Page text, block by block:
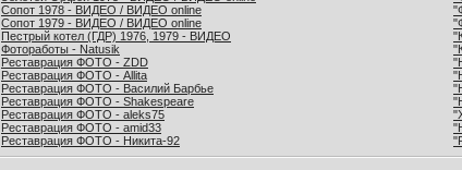
Сопот 1978 - ВИДЕО / ВИДЕО online
Сопот 1979 - ВИДЕО / ВИДЕО online
Пестрый котел (ГДР) 1976, 1979 - ВИДЕО
Фотоработы - Natusik
Реставрация ФОТО - ZDD
Реставрация ФОТО - Allita
Реставрация ФОТО - Василий Барбье
Реставрация ФОТО - Shakespeare
Реставрация ФОТО - aleks75
Реставрация ФОТО - amid33
Реставрация ФОТО - Никита-92